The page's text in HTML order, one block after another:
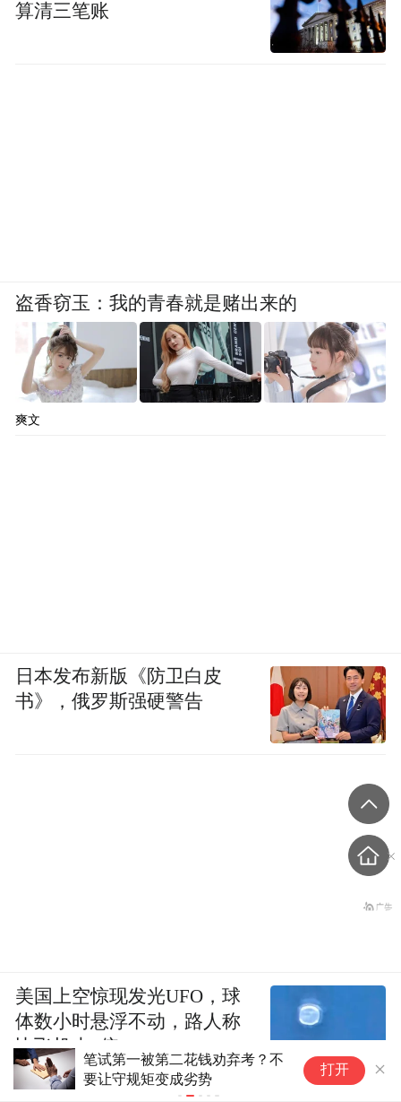
笔试第一被第二花钱劝弃考？不
要让守规矩变成劣势
打开
算清三笔账
盗香窃玉：我的青春就是赌出来的
爽文
日本发布新版《防卫白皮
书》，俄罗斯强硬警告
美国上空惊现发光UFO，球
体数小时悬浮不动，路人称
比飞机大3倍